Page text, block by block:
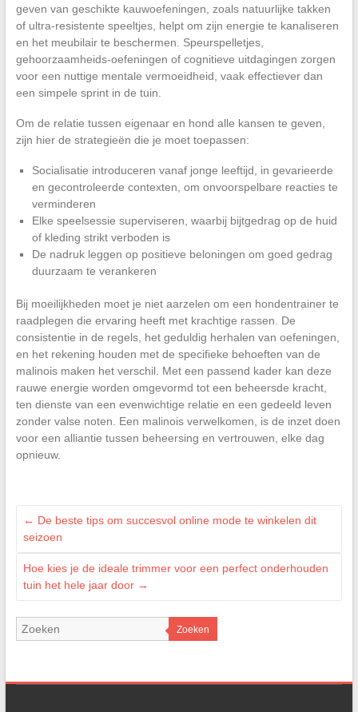
geven van geschikte kauwoefeningen, zoals natuurlijke takken
of ultra-resistente speeltjes, helpt om zijn energie te kanaliseren
en het meubilair te beschermen. Speurspelletjes,
gehoorzaamheids-oefeningen of cognitieve uitdagingen zorgen
voor een nuttige mentale vermoeidheid, vaak effectiever dan
een simpele sprint in de tuin.
Om de relatie tussen eigenaar en hond alle kansen te geven,
zijn hier de strategieën die je moet toepassen:
Socialisatie introduceren vanaf jonge leeftijd, in gevarieerde
en gecontroleerde contexten, om onvoorspelbare reacties te
verminderen
Elke speelsessie superviseren, waarbij bijtgedrag op de huid
of kleding strikt verboden is
De nadruk leggen op positieve beloningen om goed gedrag
duurzaam te verankeren
Bij moeilijkheden moet je niet aarzelen om een hondentrainer te
raadplegen die ervaring heeft met krachtige rassen. De
consistentie in de regels, het geduldig herhalen van oefeningen,
en het rekening houden met de specifieke behoeften van de
malinois maken het verschil. Met een passend kader kan deze
rauwe energie worden omgevormd tot een beheersde kracht,
ten dienste van een evenwichtige relatie en een gedeeld leven
zonder valse noten. Een malinois verwelkomen, is de inzet doen
voor een alliantie tussen beheersing en vertrouwen, elke dag
opnieuw.
← De beste tips om succesvol online mode te winkelen dit
seizoen
Hoe kies je de ideale trimmer voor een perfect onderhouden
tuin het hele jaar door →
Zoeken